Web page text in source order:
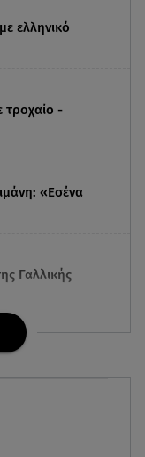
ελληνικό
τροχαίο -
«Εσένα
Γαλλικής
παστίτσιο